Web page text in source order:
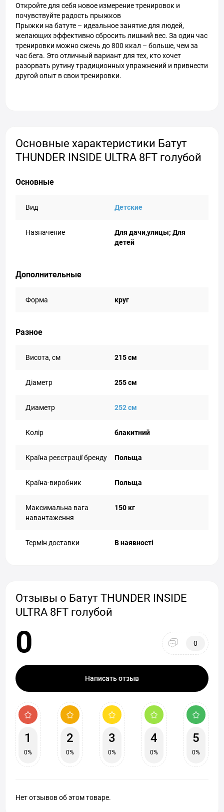
Откройте для себя новое измерение тренировок и
почувствуйте радость прыжков
Прыжки на батуте – идеальное занятие для людей,
желающих эффективно сбросить лишний вес. За один час
тренировки можно сжечь до 800 ккал – больше, чем за
час бега. Это отличный вариант для тех, кто хочет
разорвать рутину традиционных упражнений и привнести
другой опыт в свои тренировки.
Основные характеристики Батут
THUNDER INSIDE ULTRA 8FT голубой
Основные
Вид Детские
Назначение
Для дачи,улицы; Для
детей
Дополнительные
Форма круг
Разное
Висота, см 215 см
Діаметр 255 см
Диаметр 252 см
Колір блакитний
Країна реєстрації бренду Польща
Країна-виробник Польща
Максимальна вага
навантаження
150 кг
Термін доставки В наявності
Отзывы о Батут THUNDER INSIDE
ULTRA 8FT голубой
0 0
Написать отзыв
1
0%
2
0%
3
0%
4
0%
5
0%
Нет отзывов об этом товаре.